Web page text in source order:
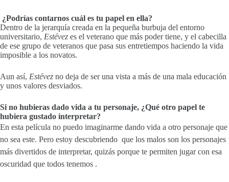
¿Podrías contarnos cuál es tu papel en ella?
Dentro de la jerarquía creada en la pequeña burbuja del entorno
universitario, Estévez es el veterano que más poder tiene, y el cabecilla
de ese grupo de veteranos que pasa sus entretiempos haciendo la vida
imposible a los novatos.
Aun así, Estévez no deja de ser una vista a más de una mala educación
y unos valores desviados.
Si no hubieras dado vida a tu personaje, ¿Qué otro papel te
hubiera gustado interpretar?
En esta película no puedo imaginarme dando vida a otro personaje que
no sea este. Pero estoy descubriendo que los malos son los personajes
más divertidos de interpretar, quizás porque te permiten jugar con esa
oscuridad que todos tenemos .